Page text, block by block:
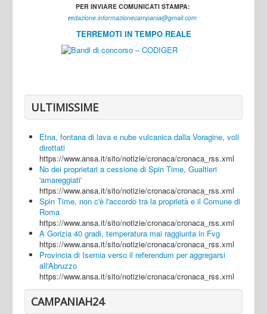
Caserta
Napoli
Salerno
Login
PER INVIARE COMUNICATI STAMPA:
redazione.informazionecampania@gmail.com
TERREMOTI IN TEMPO REALE
ULTIMISSIME
Etna, fontana di lava e nube vulcanica dalla Voragine, voli
dirottati
https://www.ansa.it/sito/notizie/cronaca/cronaca_rss.xml
No dei proprietari a cessione di Spin Time, Gualtieri
'amareggiati'
https://www.ansa.it/sito/notizie/cronaca/cronaca_rss.xml
Spin Time, non c'è l'accordo tra la proprietà e il Comune di
Roma
https://www.ansa.it/sito/notizie/cronaca/cronaca_rss.xml
A Gorizia 40 gradi, temperatura mai raggiunta in Fvg
https://www.ansa.it/sito/notizie/cronaca/cronaca_rss.xml
Provincia di Isernia verso il referendum per aggregarsi
all'Abruzzo
https://www.ansa.it/sito/notizie/cronaca/cronaca_rss.xml
CAMPANIAH24